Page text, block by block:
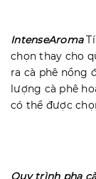
IntenseAroma
chọn thay cho
ra cà phê nồng
lượng cà phê
có thể được
Quy trình pha